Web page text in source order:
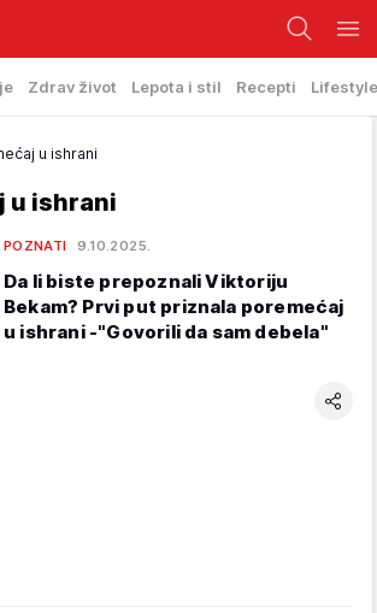
Zdrav život Lepota i stil Recepti Lifestyle
u ishrani
u ishrani
POZNATI 9.10.2025.
Da li biste prepoznali Viktoriju
Bekam? Prvi put priznala poremećaj
u ishrani -"Govorili da sam debela"